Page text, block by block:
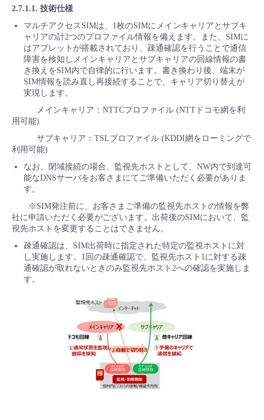
モニタリング/監査
サポート
管理機能
すべてのメニューを見る
IoT
モニタリング/監査
サポート
管理機能
すべてのメニューを見る
クラウド/サーバー
ネットワーク
IoT
モニタリング/監査
サポート
すべてのメニューを見る
- 管理機能
■ セットアップガイド
- 新規お申し込み方法
- 初期設定・確認
- ユーザー機能の管理
- 登録情報の管理
- APIリファレンス
■ 基本構築ガイド
- Flexible InterConnect
- Flexible Remote Access
- バックアップ
- セキュリティ・監査
- データと分析
- IoT
- マルチクラウド利用
- リモートワーク
- ITインフラストラクチャー
故障/メンテナンス情報
サービス稼働状況
故障/メンテナンス履歴
メンテナンス予定
定期メンテナンス
パートナー
販売パートナー向けプログラム
協業パートナー
脱炭素化
2.7.1.1. 技術仕様
マルチアクセスSIMは、1枚のSIMにメインキャリアとサブキ
ャリアの計2つのプロファイル情報を備えます。また、SIMに
はアプレットが搭載されており、疎通確認を行うことで通信
障害を検知しメインキャリアとサブキャリアの回線情報の書
き換えをSIM内で自律的に行います。書き換わり後、端末が
SIM情報を読み直し再接続することで、キャリア切り替えが
実現します。
メインキャリア：NTTCプロファイル (NTTドコモ網を利
用可能)
サブキャリア：TSLプロファイル (KDDI網をローミングで
利用可能)
なお、閉域接続の場合、監視先ホストとして、NW内で到達可
能なDNSサーバをお客さまにてご準備いただく必要がありま
す。
※SIM発注前に、お客さまご準備の監視先ホストの情報を弊
社に申請いただく必要がございます。出荷後のSIMにおいて、監
視先ホストを変更することはできません。
疎通確認は、SIM出荷時に指定された特定の監視ホストに対
し実施します。1回の疎通確認で、監視先ホスト1に対する疎
通確認が取れないときのみ監視先ホスト2への確認を実施しま
す。